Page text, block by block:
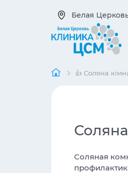
Белая
👍 Соляна
Соляная